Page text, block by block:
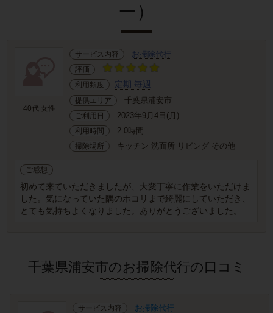
ー）
40代 女性
サービス内容 お掃除代行
評価
利用頻度
定期 毎週
提供エリア 千葉県浦安市
ご利用日 2023年9月4日(月)
利用時間 2.0時間
掃除場所 キッチン 洗面所 リビング その他
ご感想
初めて来ていただきましたが、大変丁寧に作業をいただけま
した。気になっていた隅のホコリまで綺麗にしていただき、
とても気持ちよくなりました。ありがとうございました。
千葉県浦安市のお掃除代行の口コミ
サービス内容 お掃除代行